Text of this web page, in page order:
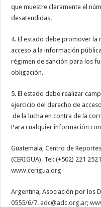
que muestre claramente el
desatendidas.
4. El estado debe promover
acceso a la información
régimen de sanción para los
obligación.
5. El estado debe realizar
ejercicio del derecho de
de la lucha en contra de la
Para cualquier información
Guatemala, Centro de
(CERIGUA). Tel: (+502) 221
www.cerigua.org
Argentina, Asociación por los
0555/6/7. adc@adc.org.ar;